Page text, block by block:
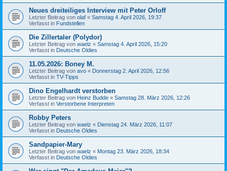
Neues dreiteiliges Interview mit Peter Orloff
Letzter Beitrag von olaf « Samstag 4. April 2026, 19:37
Verfasst in Fundstellen
Die Zillertaler (Polydor)
Letzter Beitrag von waelz « Samstag 4. April 2026, 15:20
Verfasst in Deutsche Oldies
11.05.2026: Boney M.
Letzter Beitrag von avo « Donnerstag 2. April 2026, 12:56
Verfasst in TV-Tipps
Dino Engelhardt verstorben
Letzter Beitrag von Heinz Budde « Samstag 28. März 2026, 12:26
Verfasst in Verstorbene Interpreten
Robby Peters
Letzter Beitrag von waelz « Dienstag 24. März 2026, 11:07
Verfasst in Deutsche Oldies
Sandpapier-Mary
Letzter Beitrag von waelz « Montag 23. März 2026, 18:34
Verfasst in Deutsche Oldies